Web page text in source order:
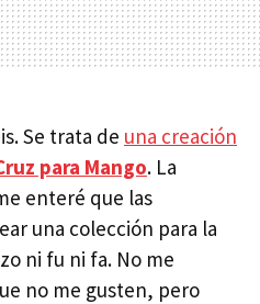
Se trata de una creación
para Mango. La
enteré que las
una colección para la
ni fu ni fa. No me
no me gusten, pero